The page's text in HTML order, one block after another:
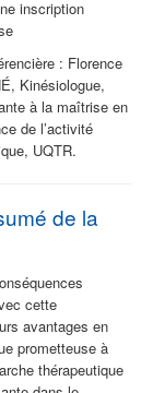
inscription
: Florence
Kinésiologue,
à la maîtrise en
de l’activité
UQTR.
de la
cette
avantages en
prometteuse à
thérapeutique